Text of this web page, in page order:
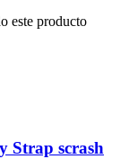
este producto
Strap scrash